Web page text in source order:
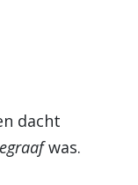
dacht
was.